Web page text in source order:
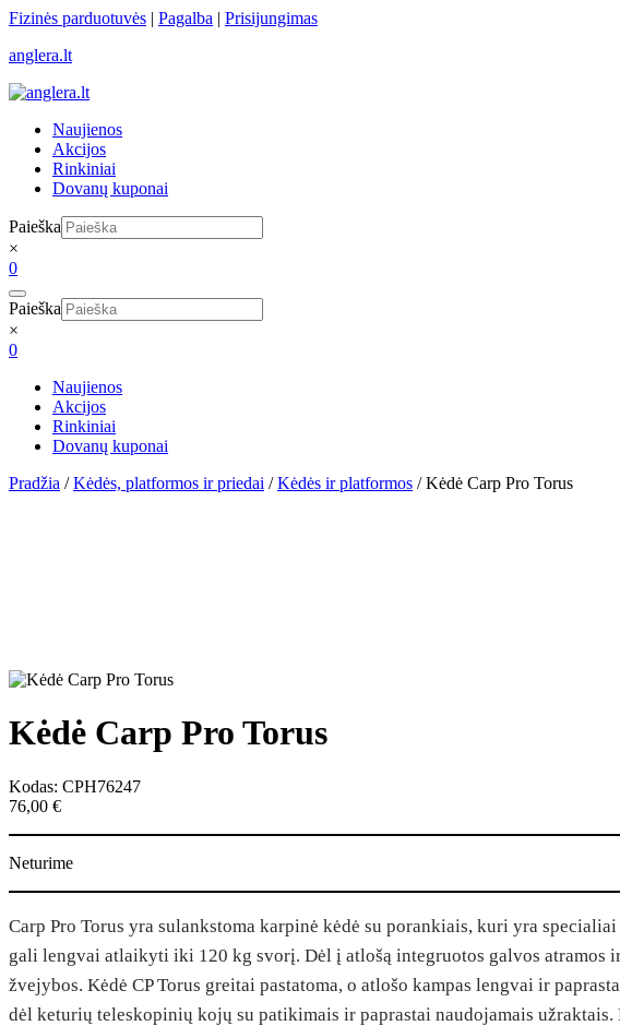
Skip
content
Fizinės parduotuvės | Pagalba | Prisijungimas
anglera.lt
Naujienos
Akcijos
Rinkiniai
Dovanų kuponai
Paieška
×
0
Paieška
×
0
Naujienos
Akcijos
Rinkiniai
Dovanų kuponai
Pradžia /Kėdės, platformos ir priedai /Kėdės ir platformos / Kėdė Carp Pro Torus
Kėdė Carp Pro Torus
Kodas: CPH76247
76,00 €
Neturime
Carp Pro Torus yra sulankstoma karpinė kėdė su porankiais, kuri yra
gali lengvai atlaikyti iki 120 kg svorį. Dėl į atlošą integruotos galvos atramos
žvejybos. Kėdė CP Torus greitai pastatoma, o atlošo kampas lengvai ir
dėl keturių teleskopinių kojų su patikimais ir paprastai naudojamais